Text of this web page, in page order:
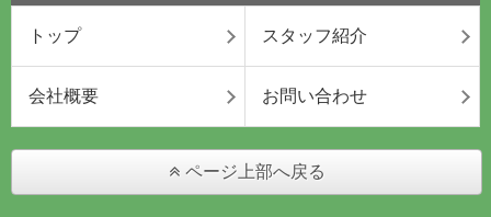
トップ スタッフ紹介
会社概要 お問い合わせ
ページ上部へ戻る